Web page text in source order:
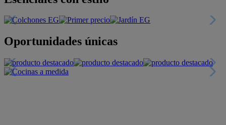
Oportunidades únicas